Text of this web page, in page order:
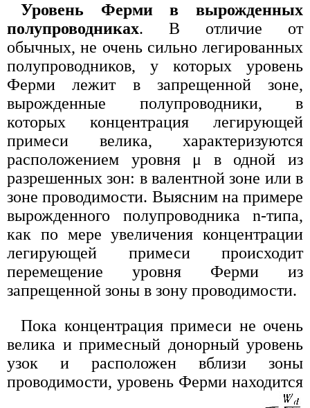
Уровень Ферми в вырожденных
полупроводниках. В отличие от
обычных, не очень сильно легированных
полупроводников, у которых уровень
Ферми лежит в запрещенной зоне,
вырожденные полупроводники, в
которых концентрация легирующей
примеси велика, характеризуются
расположением уровня μ в одной из
разрешенных зон: в валентной зоне или в
зоне проводимости. Выясним на примере
вырожденного полупроводника n-типа,
как по мере увеличения концентрации
легирующей примеси происходит
перемещение уровня Ферми из
запрещенной зоны в зону проводимости.
Пока концентрация примеси не очень
велика и примесный донорный уровень
узок и расположен вблизи зоны
проводимости, уровень Ферми находится